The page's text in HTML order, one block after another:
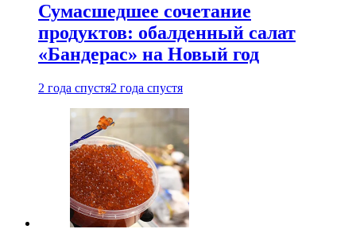
Сумасшедшее сочетание
продуктов: обалденный салат
«Бандерас» на Новый год
2 года спустя2 года спустя